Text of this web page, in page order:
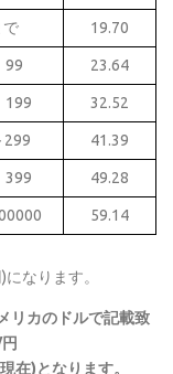
で 19.70
99 23.64
199 32.52
299 41.39
399 49.28
59.14
なります。
リカのドルで記載致
在)となります。